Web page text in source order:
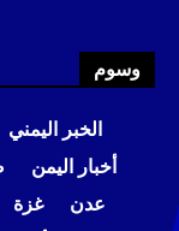
وسوم
الخبر اليمني
أخبار اليمن
عدن
غزة